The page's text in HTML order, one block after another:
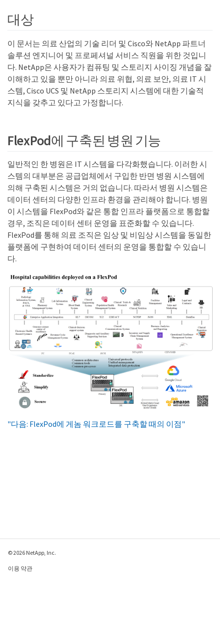
대상
이 문서는 의료 산업의 기술 리더 및 Cisco와 NetApp 파트너
솔루션 엔지니어 및 프로페셔널 서비스 직원을 위한 것입니
다. NetApp은 사용자가 컴퓨팅 및 스토리지 사이징 개념을 잘
이해하고 있을 뿐만 아니라 의료 위협, 의료 보안, 의료 IT 시
스템, Cisco UCS 및 NetApp 스토리지 시스템에 대한 기술적
지식을 갖추고 있다고 가정합니다.
FlexPod에 구축된 병원 기능
일반적인 한 병원은 IT 시스템을 다각화했습니다. 이러한 시
스템의 대부분은 공급업체에서 구입한 반면 병원 시스템에
의해 구축된 시스템은 거의 없습니다. 따라서 병원 시스템은
데이터 센터의 다양한 인프라 환경을 관리해야 합니다. 병원
이 시스템을 FlexPod와 같은 통합 인프라 플랫폼으로 통합할
경우, 조직은 데이터 센터 운영을 표준화할 수 있습니다.
FlexPod를 통해 의료 조직은 임상 및 비임상 시스템을 동일한
플랫폼에 구현하여 데이터 센터의 운영을 통합할 수 있습니
다.
"다음: FlexPod에 게놈 워크로드를 구축할 때의 이점"
© 2026 NetApp, Inc.
이용 약관